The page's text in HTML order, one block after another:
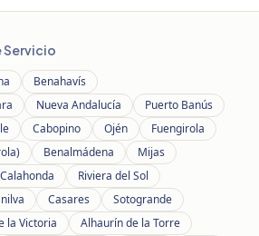
Servicio
Benahavís
Nueva Andalucía
Puerto Banús
Cabopino Ojén
Fuengirola
Benalmádena
Mijas
Calahonda
Riviera del Sol
Casares
Sotogrande
la Victoria
Alhaurín de la Torre